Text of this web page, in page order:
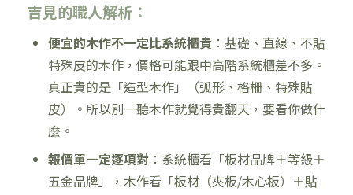
吉見的職人解析：
便宜的木作不一定比系統櫃貴：基礎、直線、不貼
特殊皮的木作，價格可能跟中高階系統櫃差不多。
真正貴的是「造型木作」（弧形、格柵、特殊貼
皮）。所以別一聽木作就覺得貴翻天，要看你做什
麼。
報價單一定逐項對：系統櫃看「板材品牌＋等級＋
五金品牌」，木作看「板材（夾板/木心板）＋貼